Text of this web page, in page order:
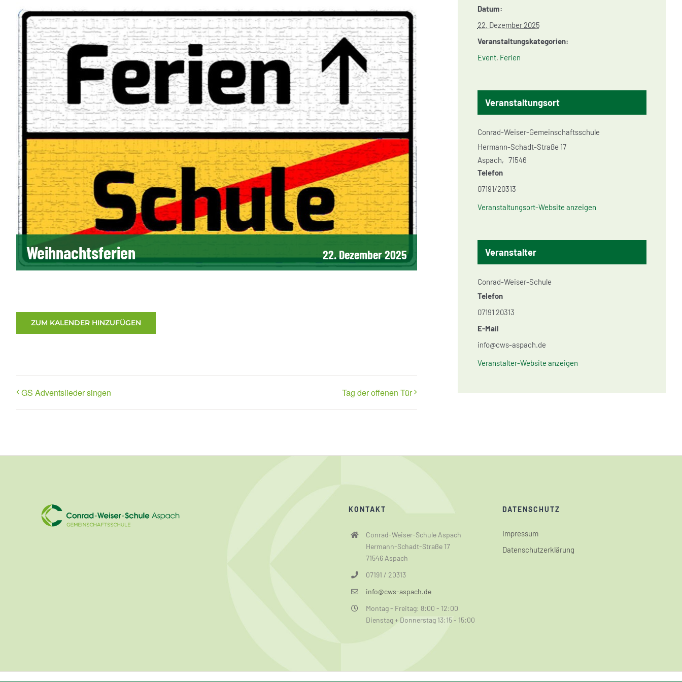
Weihnachtsferien 22. Dezember 2025
ZUM KALENDER HINZUFÜGEN
GS Adventslieder singen Tag der offenen Tür
Datum:
22. Dezember 2025
Veranstaltungskategorien:
Event, Ferien
Veranstaltungsort
Conrad-Weiser-Gemeinschaftsschule
Hermann-Schadt-Straße 17
Aspach, 71546
Telefon
07191/20313
Veranstaltungsort-Website anzeigen
Veranstalter
Conrad-Weiser-Schule
Telefon
07191 20313
E-Mail
info@cws-aspach.de
Veranstalter-Website anzeigen
KONTAKT
Conrad-Weiser-Schule Aspach
Hermann-Schadt-Straße 17
71546 Aspach
07191 / 20313
info@cws-aspach.de
Montag - Freitag: 8:00 - 12:00
Dienstag + Donnerstag 13:15 - 15:00
DATENSCHUTZ
Impressum
Datenschutzerklärung